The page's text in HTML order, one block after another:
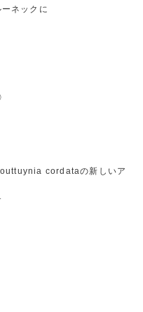
ネックに
cordataの新しいア